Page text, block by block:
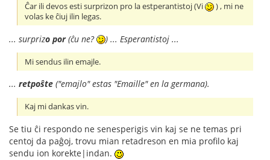
Ĉar ili devos esti surprizon pro la estperantistoj (Vi
) , mi ne
volas ke ĉiuj ilin legas.
... surprizo por(ĉu ne? ) ... Esperantistoj ...
Mi sendus ilin emajle.
... retpoŝte ("emajlo" estas "Emaille" en la germana).
Kaj mi dankas vin.
Se tiu ĉi respondo ne senesperigis vin kaj se ne temas pri
centoj da paĝoj, trovu mian retadreson en mia profilo kaj
sendu ion korekte|indan.